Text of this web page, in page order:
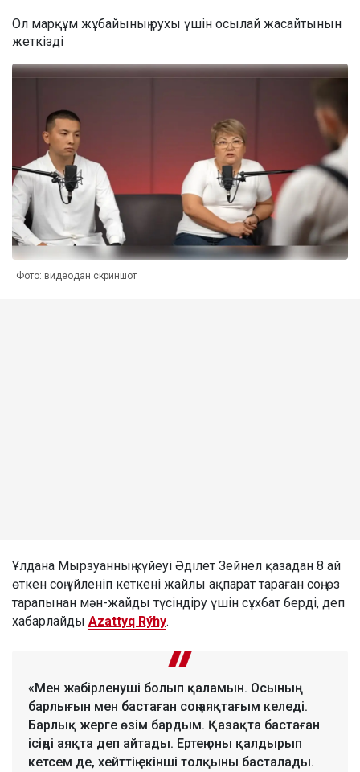
Ол марқұм жұбайының рухы үшін осылай жасайтынын
жеткізді
Фото: видеодан скриншот
Ұлдана Мырзуанның күйеуі Әділет Зейнел қазадан 8 ай
өткен соң үйленіп кеткені жайлы ақпарат тараған соң, өз
тарапынан мән-жайды түсіндіру үшін сұхбат берді, деп
хабарлайды Azattyq Rýhy.
«Мен жәбірленуші болып қаламын. Осының
барлығын мен бастаған соң аяқтағым келеді.
Барлық жерге өзім бардым. Қазақта бастаған
ісіңді аяқта деп айтады. Ертең оны қалдырып
кетсем де, хейттің екінші толқыны басталады.